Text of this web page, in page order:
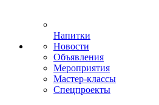
Напитки
Новости
Объявления
Мероприятия
Мастер-классы
Спецпроекты